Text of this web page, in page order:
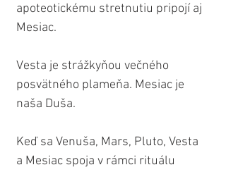
apoteotickému stretnutiu pripojí aj
Mesiac.
Vesta je strážkyňou večného
posvätného plameňa. Mesiac je
naša Duša.
Keď sa Venuša, Mars, Pluto, Vesta
a Mesiac spoja v rámci rituálu